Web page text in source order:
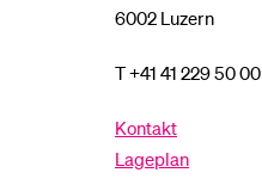
6002 Luzern
T +41 41 229 50 00
Kontakt
Lageplan